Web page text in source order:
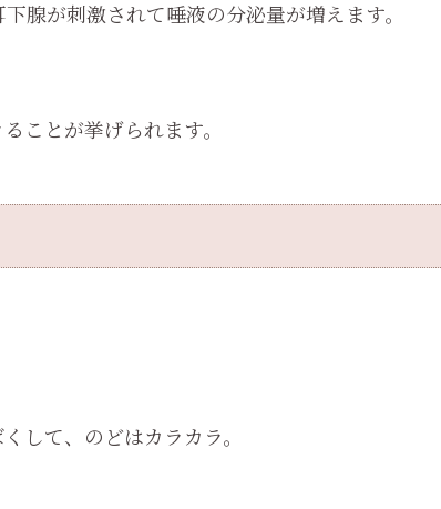
腺が刺激されて唾液の分泌量が増えます。
ことが挙げられます。
して、のどはカラカラ。